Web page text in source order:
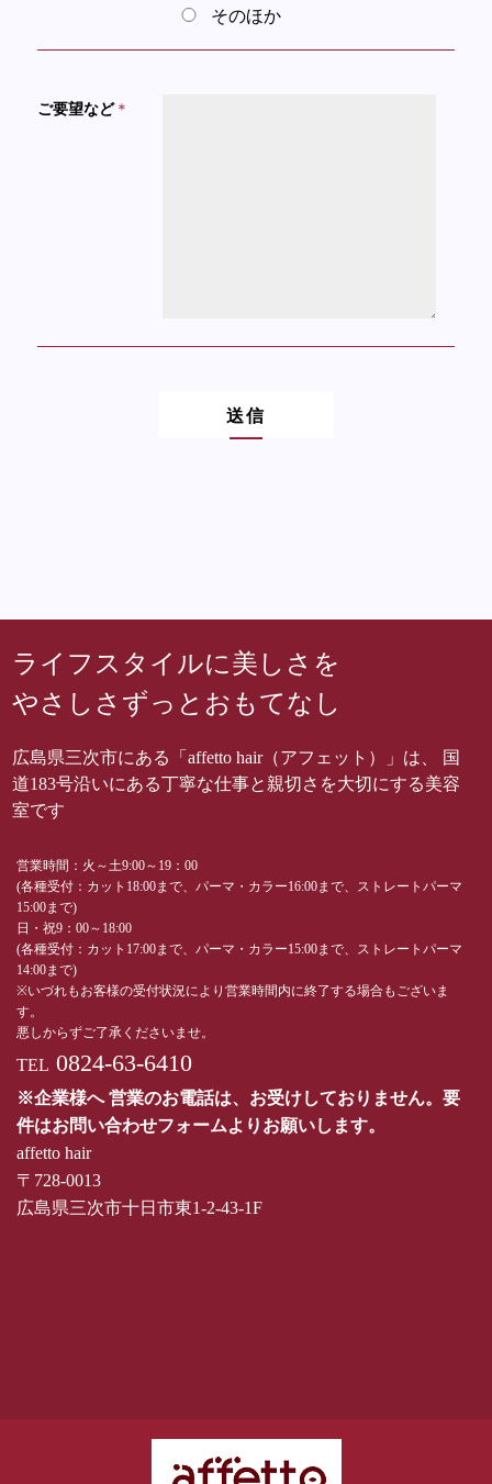
そのほか
ご要望など＊
送信
ライフスタイルに美しさを
やさしさずっとおもてなし
広島県三次市にある「affetto hair（アフェット）」は、 国
道183号沿いにある丁寧な仕事と親切さを大切にする美容
室です
営業時間：火～土9:00～19：00
(各種受付：カット18:00まで、パーマ・カラー16:00まで、ストレートパーマ
15:00まで)
日・祝9：00～18:00
(各種受付：カット17:00まで、パーマ・カラー15:00まで、ストレートパーマ
14:00まで)
※いづれもお客様の受付状況により営業時間内に終了する場合もございま
す。
悪しからずご了承くださいませ。
TEL 0824-63-6410
※企業様へ 営業のお電話は、お受けしておりません。要
件はお問い合わせフォームよりお願いします。
affetto hair
〒728-0013
広島県三次市十日市東1-2-43-1F